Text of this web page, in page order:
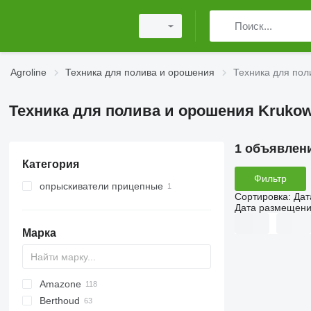
Agroline Техника для полива и орошения Техника для
Техника для полива и орошения
Категория
опрыскиватели прицепные
Марка
Condor
GN
Mamut 6000
Amazone
Pantera
F40
2700
Primus
Berthoud
1
Фильтр
Сортировка:
Дата